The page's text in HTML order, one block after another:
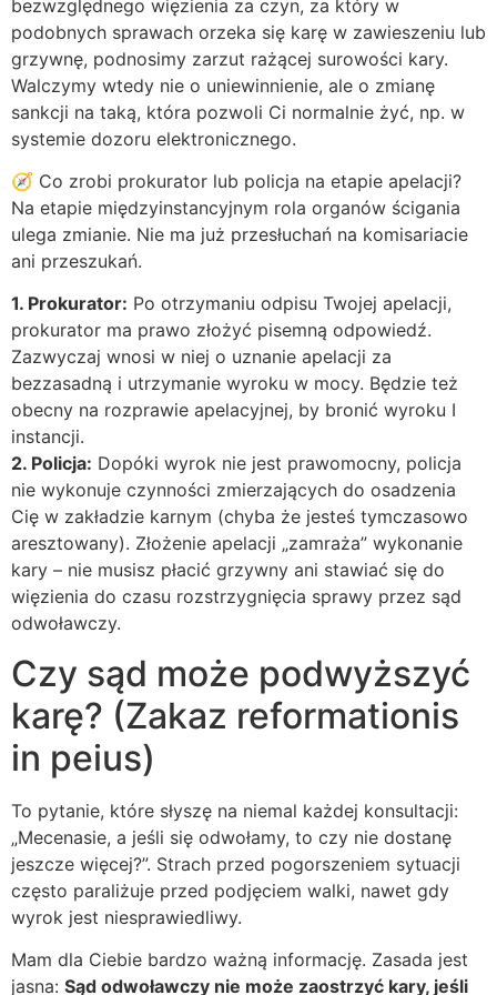
bezwzględnego więzienia za czyn, za który w
podobnych sprawach orzeka się karę w zawieszeniu lub
grzywnę, podnosimy zarzut rażącej surowości kary.
Walczymy wtedy nie o uniewinnienie, ale o zmianę
sankcji na taką, która pozwoli Ci normalnie żyć, np. w
systemie dozoru elektronicznego.
🧭 Co zrobi prokurator lub policja na etapie apelacji?
Na etapie międzyinstancyjnym rola organów ścigania
ulega zmianie. Nie ma już przesłuchań na komisariacie
ani przeszukań.
1. Prokurator: Po otrzymaniu odpisu Twojej apelacji,
prokurator ma prawo złożyć pisemną odpowiedź.
Zazwyczaj wnosi w niej o uznanie apelacji za
bezzasadną i utrzymanie wyroku w mocy. Będzie też
obecny na rozprawie apelacyjnej, by bronić wyroku I
instancji.
2. Policja: Dopóki wyrok nie jest prawomocny, policja
nie wykonuje czynności zmierzających do osadzenia
Cię w zakładzie karnym (chyba że jesteś tymczasowo
aresztowany). Złożenie apelacji „zamraża” wykonanie
kary – nie musisz płacić grzywny ani stawiać się do
więzienia do czasu rozstrzygnięcia sprawy przez sąd
odwoławczy.
Czy sąd może podwyższyć
karę? (Zakaz reformationis
in peius)
To pytanie, które słyszę na niemal każdej konsultacji:
„Mecenasie, a jeśli się odwołamy, to czy nie dostanę
jeszcze więcej?”. Strach przed pogorszeniem sytuacji
często paraliżuje przed podjęciem walki, nawet gdy
wyrok jest niesprawiedliwy.
Mam dla Ciebie bardzo ważną informację. Zasada jest
jasna: Sąd odwoławczy nie może zaostrzyć kary, jeśli